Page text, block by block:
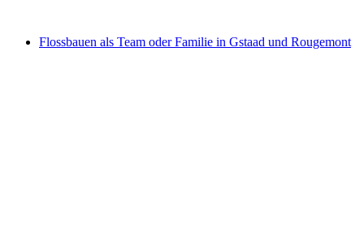
Flossbauen als Team oder Familie in Gstaad und Rougemont